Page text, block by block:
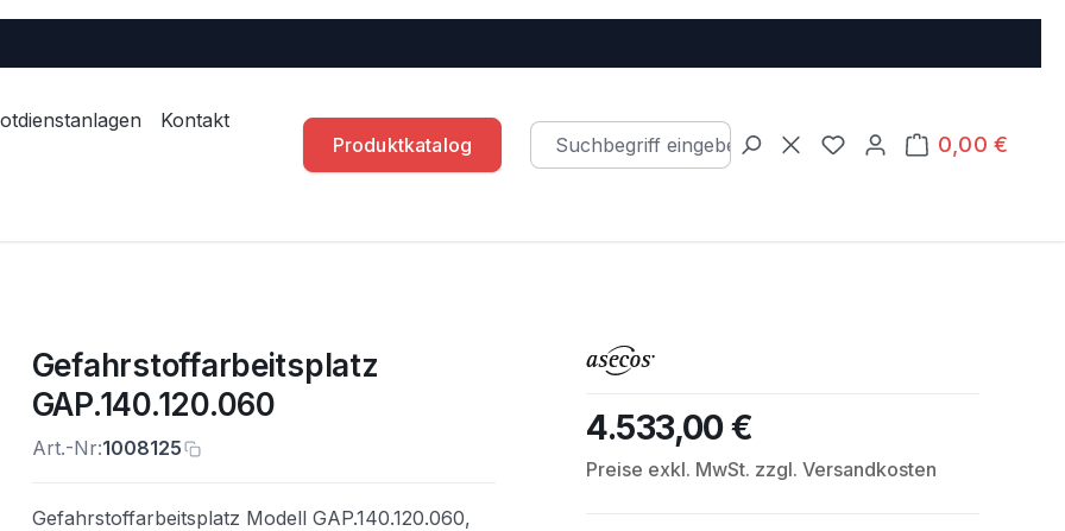
Kontakt
Produktkatalog
Du hast 0 Produkte auf
0,00 €
Warenkorb
Gefahrstoffarbeitsplatz
GAP.140.120.060
Art.-Nr:1008125
Gefahrstoffarbeitsplatz Modell GAP.140.120.060,
Regulärer Preis:
4.533,00 €
Preise exkl. MwSt. zzgl. Versandkosten